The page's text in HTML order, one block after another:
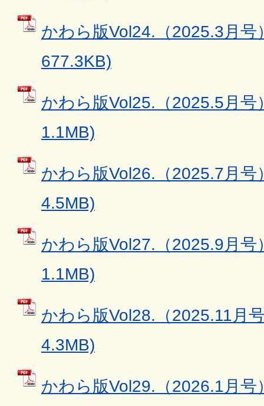
かわら版Vol24.（2025.3月号
677.3KB)
かわら版Vol25.（2025.5月号
1.1MB)
かわら版Vol26.（2025.7月号
4.5MB)
かわら版Vol27.（2025.9月号
1.1MB)
かわら版Vol28.（2025.11月
4.3MB)
かわら版Vol29.（2026.1月号